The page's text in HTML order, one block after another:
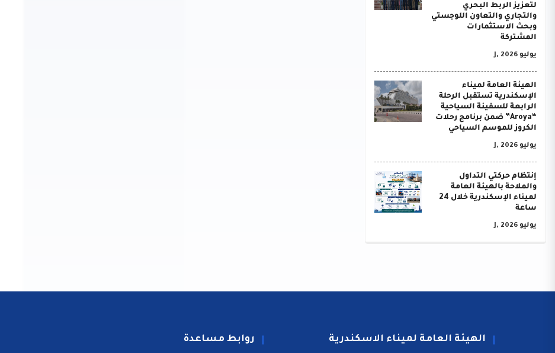
لتعزيز الربط البحري
والتجاري والتعاون اللوجستي
وبحث الاستثمارات
المشتركة
يوليو J, 2026
الهيئة العامة لميناء
الإسكندرية تستقبل الرحلة
الرابعة للسفينة السياحية
“Aroya” ضمن برنامج رحلات
الكروز للموسم السياحي
يوليو J, 2026
إنتظام حركتي التداول
والملاحة بالهيئة العامة
لميناء الإسكندرية خلال 24
ساعة
يوليو J, 2026
الهيئة العامة لميناء الاسكندرية روابط مساعدة